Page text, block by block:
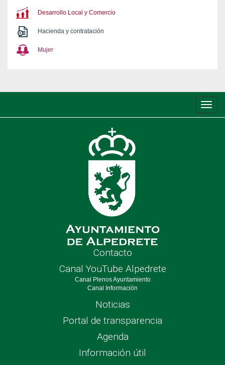
Desarrollo Local y Comercio
Hacienda y contratación
Mujer
de
Contacto
Canal YouTube Alpedrete
Canal Plenos Ayuntamiento
Canal Información
Noticias
Portal de transparencia
Agenda
Información útil